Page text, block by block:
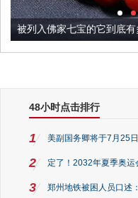
被列入佛家七宝的它到底有
48小时点击排行
1 美副国务卿将于7月25
2 定了！2032年夏季奥
3 郑州地铁被困人员口述